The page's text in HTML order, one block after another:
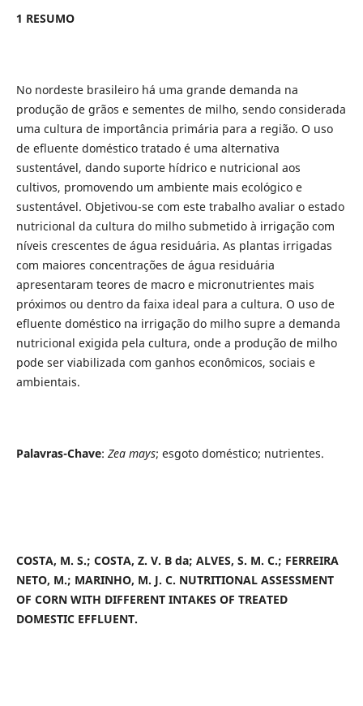
1 RESUMO
No nordeste brasileiro há uma grande demanda na
produção de grãos e sementes de milho, sendo considerada
uma cultura de importância primária para a região. O uso
de efluente doméstico tratado é uma alternativa
sustentável, dando suporte hídrico e nutricional aos
cultivos, promovendo um ambiente mais ecológico e
sustentável. Objetivou-se com este trabalho avaliar o estado
nutricional da cultura do milho submetido à irrigação com
níveis crescentes de água residuária. As plantas irrigadas
com maiores concentrações de água residuária
apresentaram teores de macro e micronutrientes mais
próximos ou dentro da faixa ideal para a cultura. O uso de
efluente doméstico na irrigação do milho supre a demanda
nutricional exigida pela cultura, onde a produção de milho
pode ser viabilizada com ganhos econômicos, sociais e
ambientais.
Palavras-Chave: Zea mays; esgoto doméstico; nutrientes.
COSTA, M. S.; COSTA, Z. V. B da; ALVES, S. M. C.; FERREIRA
NETO, M.; MARINHO, M. J. C. NUTRITIONALASSESSMENT
OF CORN WITH DIFFERENT INTAKES OF TREATED
DOMESTIC EFFLUENT.